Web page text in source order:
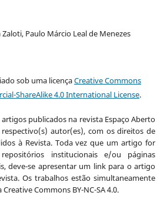
Paulo Márcio Leal de Menezes
sob uma licençaCreative Commons
ShareAlike 4.0 International License.
publicados na revista Espaço Aberto
autor(es), com os direitos de
à Revista. Toda vez que um artigo for
institucionais e/ou páginas
deve-se apresentar um link para o artigo
Os trabalhos estão simultaneamente
Commons BY-NC-SA 4.0.